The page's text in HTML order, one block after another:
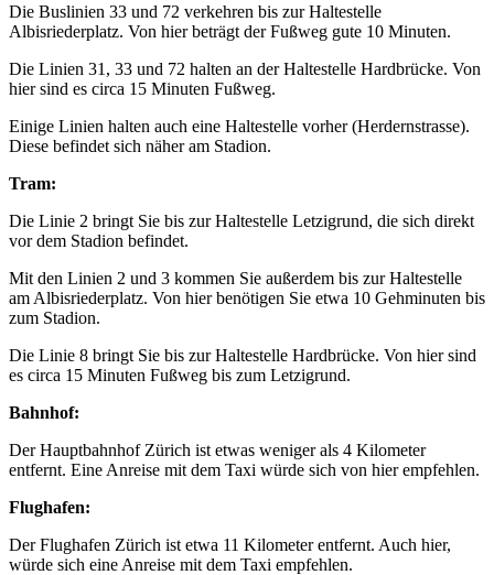
Die Buslinien 33 und 72 verkehren bis zur Haltestelle
Albisriederplatz. Von hier beträgt der Fußweg gute 10 Minuten.
Die Linien 31, 33 und 72 halten an der Haltestelle Hardbrücke. Von
hier sind es circa 15 Minuten Fußweg.
Einige Linien halten auch eine Haltestelle vorher (Herdernstrasse).
Diese befindet sich näher am Stadion.
Tram:
Die Linie 2 bringt Sie bis zur Haltestelle Letzigrund, die sich direkt
vor dem Stadion befindet.
Mit den Linien 2 und 3 kommen Sie außerdem bis zur Haltestelle
am Albisriederplatz. Von hier benötigen Sie etwa 10 Gehminuten bis
zum Stadion.
Die Linie 8 bringt Sie bis zur Haltestelle Hardbrücke. Von hier sind
es circa 15 Minuten Fußweg bis zum Letzigrund.
Bahnhof:
Der Hauptbahnhof Zürich ist etwas weniger als 4 Kilometer
entfernt. Eine Anreise mit dem Taxi würde sich von hier empfehlen.
Flughafen:
Der Flughafen Zürich ist etwa 11 Kilometer entfernt. Auch hier,
würde sich eine Anreise mit dem Taxi empfehlen.